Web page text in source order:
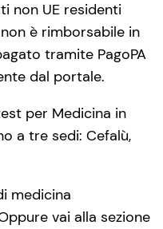
non UE residenti
è rimborsabile in
tramite PagoPA
dal portale.
per Medicina in
a tre sedi: Cefalù,
medicina
vai alla sezione